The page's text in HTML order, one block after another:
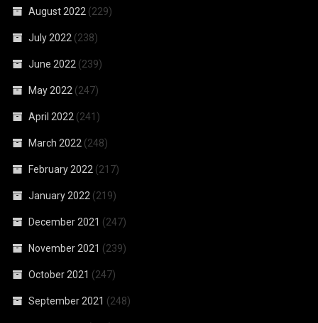
August 2022 (229)
July 2022 (238)
June 2022 (239)
May 2022 (247)
April 2022 (241)
March 2022 (248)
February 2022 (217)
January 2022 (219)
December 2021 (247)
November 2021 (239)
October 2021 (247)
September 2021 (248)